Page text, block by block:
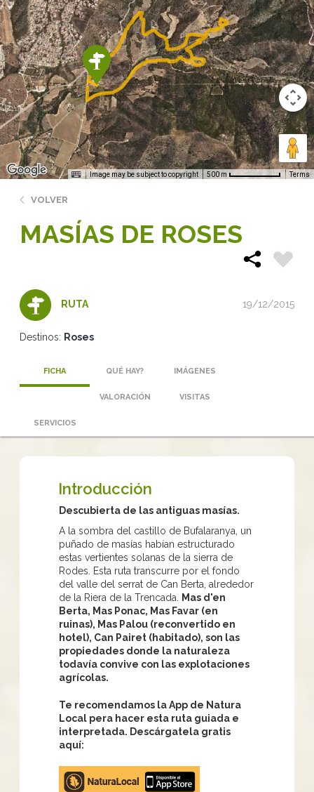
Image may be subject to copyright 500 m Terms
VOLVER
MASÍAS DE ROSES
RUTA 19/12/2015
Destinos: Roses
FICHA QUÉ HAY? IMÁGENES
VALORACIÓN VISITAS
SERVICIOS
Introducción
Descubierta de las antiguas masías.
A la sombra del castillo de Bufalaranya, un
puñado de masías habían estructurado
estas vertientes solanas de la sierra de
Rodes. Esta ruta transcurre por el fondo
del valle del serrat de Can Berta, alrededor
de la Riera de la Trencada. Mas d'en
Berta, Mas Ponac, Mas Favar (en
ruinas), Mas Palou (reconvertido en
hotel), Can Pairet (habitado), son las
propiedades donde la naturaleza
todavía convive con las explotaciones
agrícolas.
Te recomendamos la App de Natura
Local pera hacer esta ruta guiada e
interpretada. Descárgatela gratis
aquí:
Apple
store